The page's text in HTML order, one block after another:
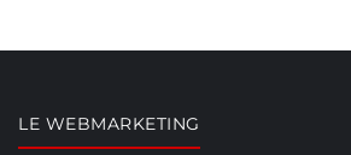
LE WEBMARKETING